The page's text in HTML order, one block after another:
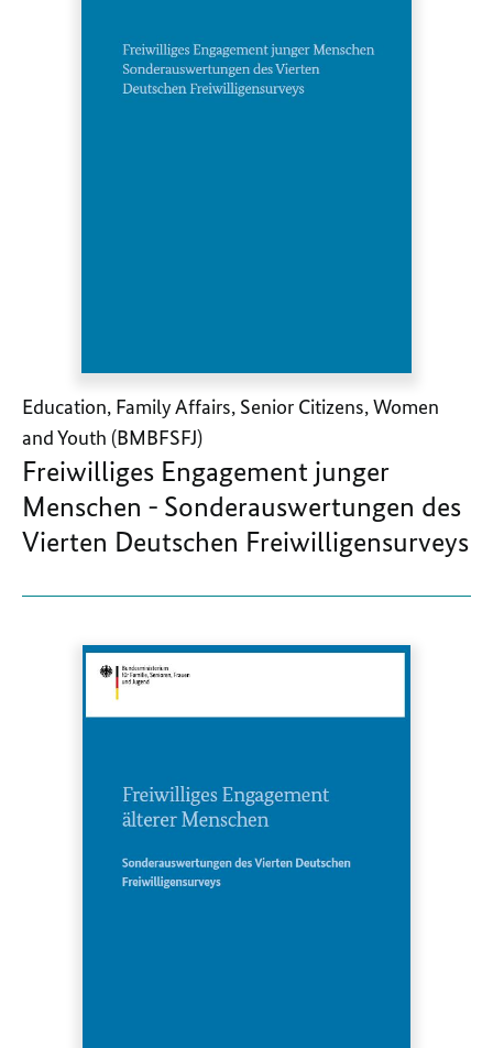
Education, Family Affairs, Senior Citizens, Women
and Youth (BMBFSFJ)
Freiwilliges Engagement junger
Menschen - Sonderauswertungen des
Vierten Deutschen Freiwilligensurveys